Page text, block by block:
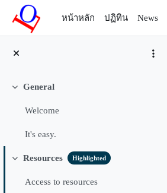
ข้ามไปที่เนื้อหาหลัก
หน้าหลัก
ปฏิทิน News
General
Welcome
It's easy.
Resources Highlighted
Access to resources